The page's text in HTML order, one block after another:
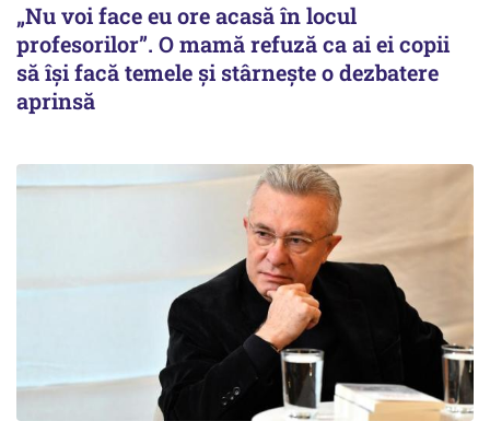
„Nu voi face eu ore acasă în locul
profesorilor”. O mamă refuză ca ai ei copii
să își facă temele și stârnește o dezbatere
aprinsă